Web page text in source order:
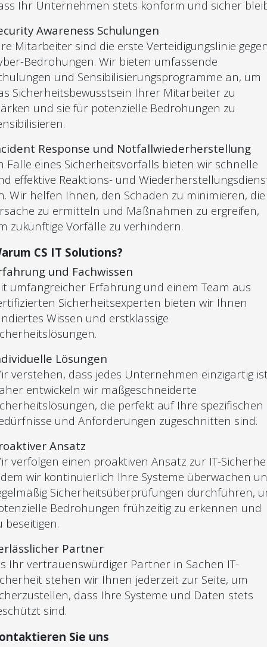
Ihr Unternehmen stets konform und sicher
Awareness Schulungen
Mitarbeiter sind die erste Verteidigungslinie
Bedrohungen. Wir bieten umfassende
und Sensibilisierungsprogramme an, um
Sicherheitsbewusstsein Ihrer Mitarbeiter zu
und sie für potenzielle Bedrohungen zu
Response und Notfallwiederherstellung
Falle eines Sicherheitsvorfalls bieten wir schnelle
effektive Reaktions- und
Wir helfen Ihnen, den Schaden zu minimieren, die
zu ermitteln und Maßnahmen zu ergreifen,
zukünftige Vorfälle zu verhindern.
CS IT Solutions?
und Fachwissen
umfangreicher Erfahrung und einem Team aus
Sicherheitsexperten bieten wir Ihnen
Wissen und erstklassige
Lösungen
verstehen, dass jedes Unternehmen einzigartig
entwickeln wir maßgeschneiderte
die perfekt auf Ihre spezifischen
und Anforderungen zugeschnitten sind.
Ansatz
verfolgen einen proaktiven Ansatz zur IT-
wir kontinuierlich Ihre Systeme überwachen
Sicherheitsüberprüfungen durchführen,
Bedrohungen frühzeitig zu erkennen und
beseitigen.
Partner
Ihr vertrauenswürdiger Partner in Sachen IT-
stehen wir Ihnen jederzeit zur Seite, um
dass Ihre Systeme und Daten stets
sind.
Sie uns